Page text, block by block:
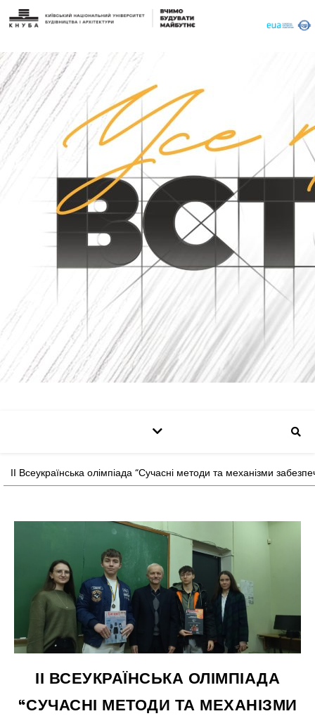
ІІ Всеукраїнська олімпіада “Сучасні методи та механізми
ІІ ВСЕУКРАЇНСЬКА ОЛІМПІАДА
“СУЧАСНІ МЕТОДИ ТА МЕХАНІЗМИ